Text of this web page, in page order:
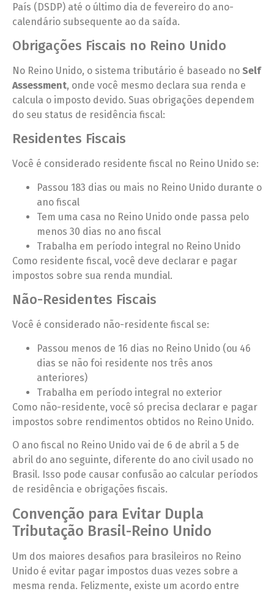
País (DSDP) até o último dia de fevereiro do ano-
calendário subsequente ao da saída.
Obrigações Fiscais no Reino Unido
No Reino Unido, o sistema tributário é baseado no Self
Assessment, onde você mesmo declara sua renda e
calcula o imposto devido. Suas obrigações dependem
do seu status de residência fiscal:
Residentes Fiscais
Você é considerado residente fiscal no Reino Unido se:
Passou 183 dias ou mais no Reino Unido durante o
ano fiscal
Tem uma casa no Reino Unido onde passa pelo
menos 30 dias no ano fiscal
Trabalha em período integral no Reino Unido
Como residente fiscal, você deve declarar e pagar
impostos sobre sua renda mundial.
Não-Residentes Fiscais
Você é considerado não-residente fiscal se:
Passou menos de 16 dias no Reino Unido (ou 46
dias se não foi residente nos três anos
anteriores)
Trabalha em período integral no exterior
Como não-residente, você só precisa declarar e pagar
impostos sobre rendimentos obtidos no Reino Unido.
O ano fiscal no Reino Unido vai de 6 de abril a 5 de
abril do ano seguinte, diferente do ano civil usado no
Brasil. Isso pode causar confusão ao calcular períodos
de residência e obrigações fiscais.
Convenção para Evitar Dupla
Tributação Brasil-Reino Unido
Um dos maiores desafios para brasileiros no Reino
Unido é evitar pagar impostos duas vezes sobre a
mesma renda. Felizmente, existe um acordo entre